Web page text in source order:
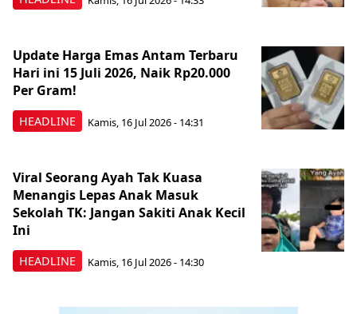
HEADLINE
Update Harga Emas Antam Terbaru
Hari ini 15 Juli 2026, Naik Rp20.000
Per Gram!
Kamis, 16 Jul 2026 - 14:31
HEADLINE
Viral Seorang Ayah Tak Kuasa
Menangis Lepas Anak Masuk
Sekolah TK: Jangan Sakiti Anak Kecil
Ini
Kamis, 16 Jul 2026 - 14:30